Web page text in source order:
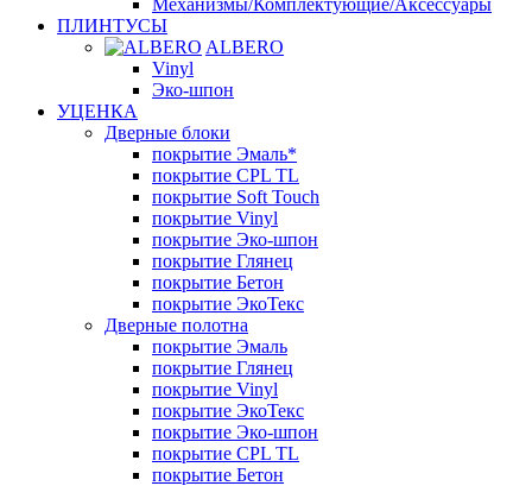
ПЛИНТУСЫ
ALBERO
Vinyl
Эко-шпон
УЦЕНКА
Дверные блоки
покрытие Эмаль*
покрытие CPL TL
покрытие Soft Touch
покрытие Vinyl
покрытие Эко-шпон
покрытие Глянец
покрытие Бетон
покрытие ЭкоТекс
Дверные полотна
покрытие Эмаль
покрытие Глянец
покрытие Vinyl
покрытие ЭкоТекс
покрытие Эко-шпон
покрытие CPL TL
покрытие Бетон